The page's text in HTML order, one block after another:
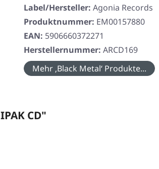
Label/Hersteller: Agonia Records
Produktnummer: EM00157880
EAN: 5906660372271
Herstellernummer: ARCD169
Mehr ‚Black Metal‘ Produkte...
CD"